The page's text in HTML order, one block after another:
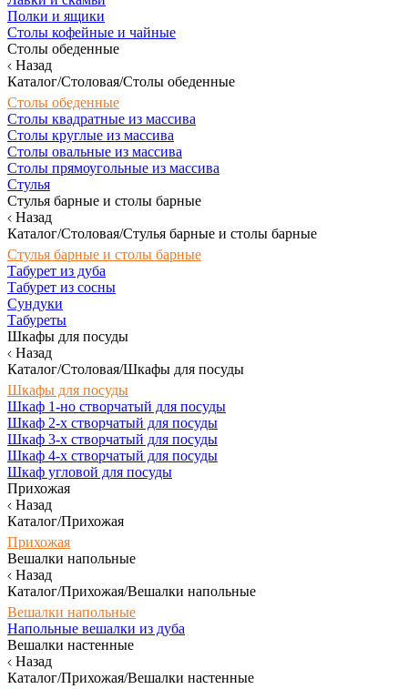
Полки и ящики
Столы кофейные и чайные
Столы обеденные
Назад
Каталог/Столовая/Столы обеденные
Столы обеденные
Столы квадратные из массива
Столы круглые из массива
Столы овальные из массива
Столы прямоугольные из массива
Стулья
Стулья барные и столы барные
Назад
Каталог/Столовая/Стулья барные и столы барные
Стулья барные и столы барные
Табурет из дуба
Табурет из сосны
Сундуки
Табуреты
Шкафы для посуды
Назад
Каталог/Столовая/Шкафы для посуды
Шкафы для посуды
Шкаф 1-но створчатый для посуды
Шкаф 2-х створчатый для посуды
Шкаф 3-х створчатый для посуды
Шкаф 4-х створчатый для посуды
Шкаф угловой для посуды
Прихожая
Назад
Каталог/Прихожая
Прихожая
Вешалки напольные
Назад
Каталог/Прихожая/Вешалки напольные
Вешалки напольные
Напольные вешалки из дуба
Вешалки настенные
Назад
Каталог/Прихожая/Вешалки настенные